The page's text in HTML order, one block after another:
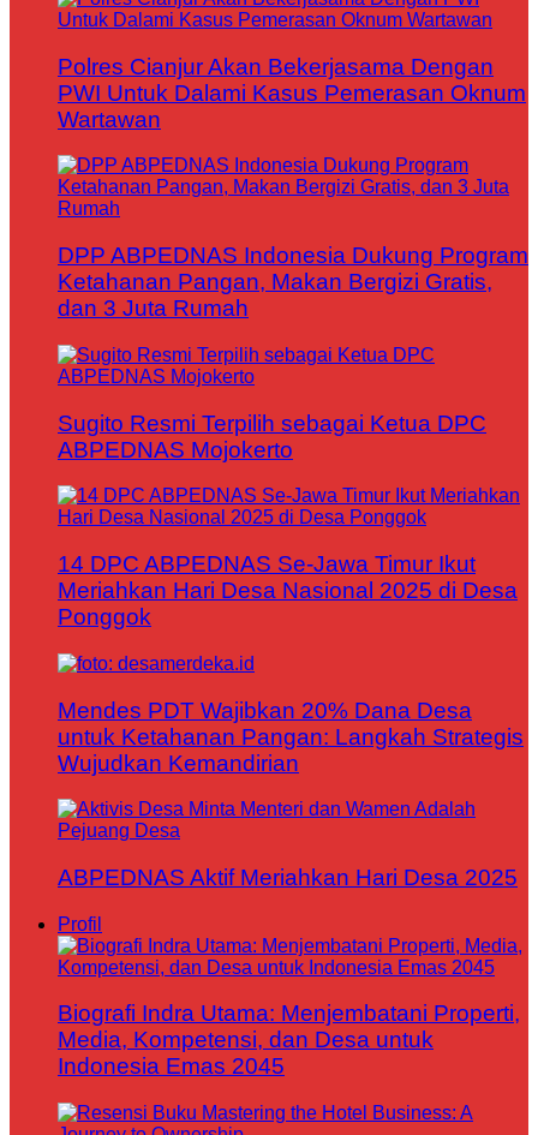
Polres Cianjur Akan Bekerjasama Dengan
PWI Untuk Dalami Kasus Pemerasan Oknum
Wartawan
DPP ABPEDNAS Indonesia Dukung Program
Ketahanan Pangan, Makan Bergizi Gratis,
dan 3 Juta Rumah
Sugito Resmi Terpilih sebagai Ketua DPC
ABPEDNAS Mojokerto
14 DPC ABPEDNAS Se-Jawa Timur Ikut
Meriahkan Hari Desa Nasional 2025 di Desa
Ponggok
Mendes PDT Wajibkan 20% Dana Desa
untuk Ketahanan Pangan: Langkah Strategis
Wujudkan Kemandirian
ABPEDNAS Aktif Meriahkan Hari Desa 2025
Profil
Biografi Indra Utama: Menjembatani Properti,
Media, Kompetensi, dan Desa untuk
Indonesia Emas 2045